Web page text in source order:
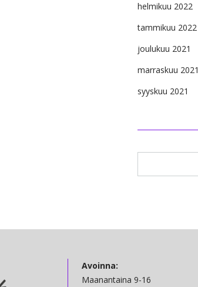
helmikuu 2022
tammikuu 2022
joulukuu 2021
marraskuu 2021
syyskuu 2021
Avoinna:
Maanantaina 9-16